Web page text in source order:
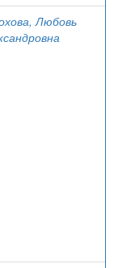
Любовь